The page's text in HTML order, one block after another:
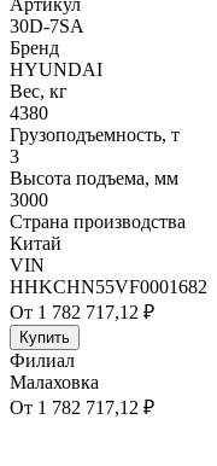
Артикул
30D-7SA
Бренд
HYUNDAI
Вес, кг
4380
Грузоподъемность, т
3
Высота подъема, мм
3000
Страна производства
Китай
VIN
HHKCHN55VF0001682
От 1 782 717,12 ₽
Купить
Филиал
Малаховка
От 1 782 717,12 ₽